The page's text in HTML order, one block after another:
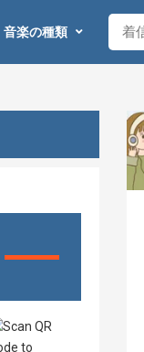
音楽の種類